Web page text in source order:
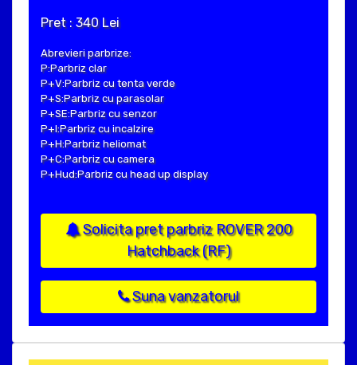
Pret : 340 Lei
Abrevieri parbrize:
P:Parbriz clar
P+V:Parbriz cu tenta verde
P+S:Parbriz cu parasolar
P+SE:Parbriz cu senzor
P+I:Parbriz cu incalzire
P+H:Parbriz heliomat
P+C:Parbriz cu camera
P+Hud:Parbriz cu head up display
Solicita pret parbriz ROVER 200
Hatchback (RF)
Suna vanzatorul